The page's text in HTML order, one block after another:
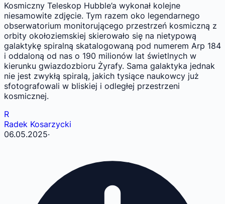
Kosmiczny Teleskop Hubble’a wykonał kolejne
niesamowite zdjęcie. Tym razem oko legendarnego
obserwatorium monitorującego przestrzeń kosmiczną z
orbity okołoziemskiej skierowało się na nietypową
galaktykę spiralną skatalogowaną pod numerem Arp 184
i oddaloną od nas o 190 milionów lat świetlnych w
kierunku gwiazdozbioru Żyrafy. Sama galaktyka jednak
nie jest zwykłą spiralą, jakich tysiące naukowcy już
sfotografowali w bliskiej i odległej przestrzeni
kosmicznej.
R
Radek Kosarzycki
06.05.2025·